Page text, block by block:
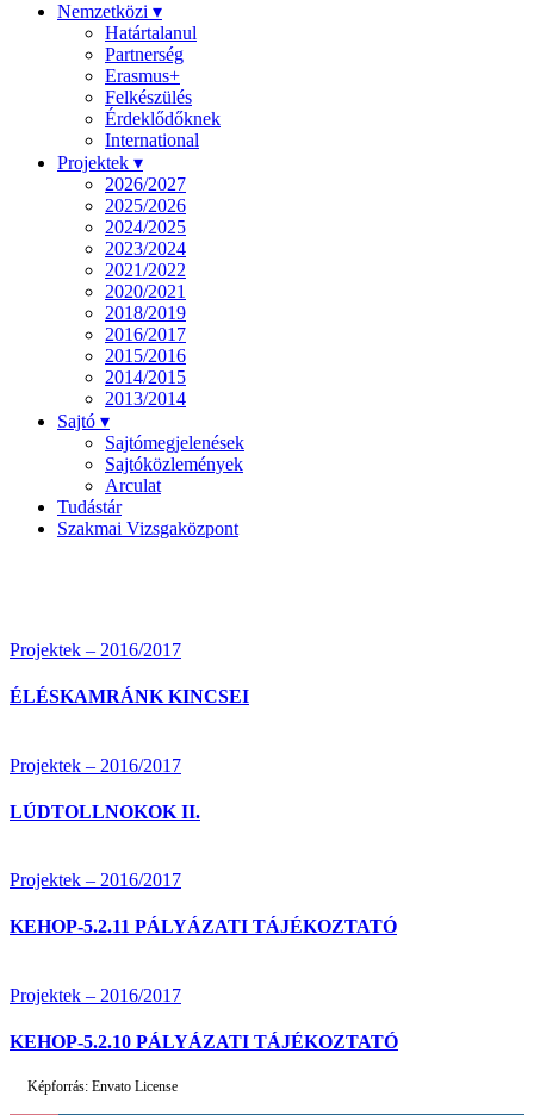
Nemzetközi ▾
Határtalanul
Partnerség
Erasmus+
Felkészülés
Érdeklődőknek
International
Projektek ▾
2026/2027
2025/2026
2024/2025
2023/2024
2021/2022
2020/2021
2018/2019
2016/2017
2015/2016
2014/2015
2013/2014
Sajtó ▾
Sajtómegjelenések
Sajtóközlemények
Arculat
Tudástár
Szakmai Vizsgaközpont
Projektek – 2016/2017
ÉLÉSKAMRÁNK KINCSEI
Projektek – 2016/2017
LÚDTOLLNOKOK II.
Projektek – 2016/2017
KEHOP-5.2.11 PÁLYÁZATI TÁJÉKOZTATÓ
Projektek – 2016/2017
KEHOP-5.2.10 PÁLYÁZATI TÁJÉKOZTATÓ
Képforrás: Envato License